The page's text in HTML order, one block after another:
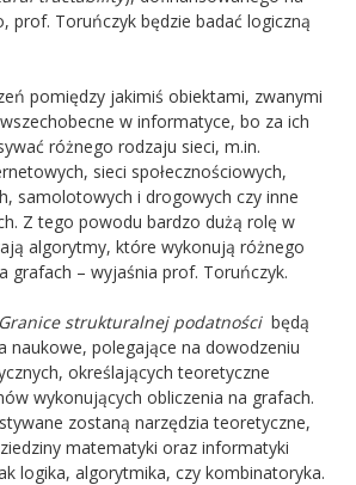
prof. Toruńczyk będzie badać logiczną
pomiędzy jakimiś obiektami, zwanymi
wszechobecne w informatyce, bo za ich
różnego rodzaju sieci, m.in.
sieci społecznościowych,
samolotowych i drogowych czy inne
Z tego powodu bardzo dużą rolę w
algorytmy, które wykonują różnego
grafach – wyjaśnia prof. Toruńczyk.
Granice strukturalnej podatnościbędą
naukowe, polegające na dowodzeniu
określających teoretyczne
wykonujących obliczenia na grafach.
zostaną narzędzia teoretyczne,
matematyki oraz informatyki
logika, algorytmika, czy kombinatoryka.